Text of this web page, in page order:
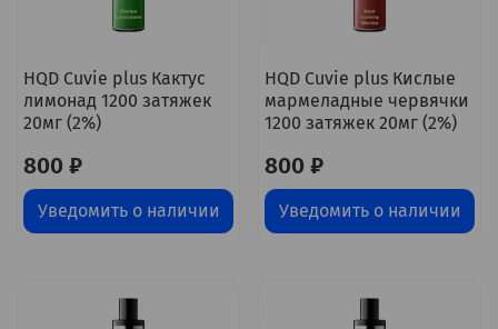
HQD Cuvie plus Кактус
лимонад 1200 затяжек
20мг (2%)
800 ₽
Уведомить о наличии
HQD Cuvie plus Кислые
мармеладные червячки
1200 затяжек 20мг (2%)
800 ₽
Уведомить о наличии